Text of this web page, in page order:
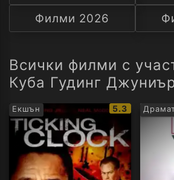
Филми 2026
Всички филми с
Куба Гудинг
Екшън
IMDb
рейтинг:
5.3